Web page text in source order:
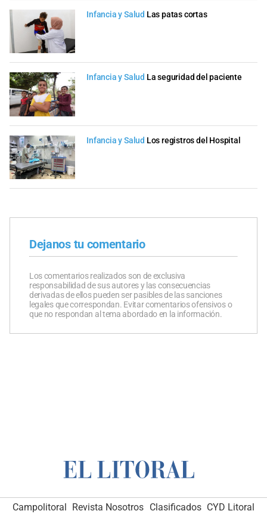
Infancia y Salud Las patas cortas
Infancia y Salud La seguridad del paciente
Infancia y Salud Los registros del Hospital
Dejanos tu comentario
Los comentarios realizados son de exclusiva
responsabilidad de sus autores y las consecuencias
derivadas de ellos pueden ser pasibles de las sanciones
legales que correspondan. Evitar comentarios ofensivos o
que no respondan al tema abordado en la información.
Campolitoral Revista Nosotros Clasificados CYD Litoral